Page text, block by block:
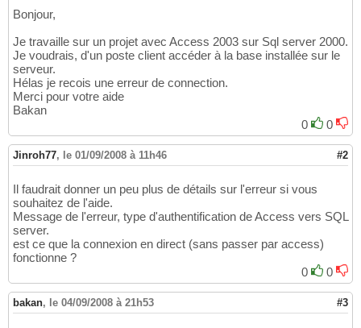
Bonjour,
Je travaille sur un projet avec Access 2003 sur Sql server 2000.
Je voudrais, d'un poste client accéder à la base installée sur le
serveur.
Hélas je recois une erreur de connection.
Merci pour votre aide
Bakan
0
0
Jinroh77, le 01/09/2008 à 11h46 #2
Il faudrait donner un peu plus de détails sur l'erreur si vous
souhaitez de l'aide.
Message de l'erreur, type d'authentification de Access vers SQL
server.
est ce que la connexion en direct (sans passer par access)
fonctionne ?
0
0
bakan, le 04/09/2008 à 21h53 #3